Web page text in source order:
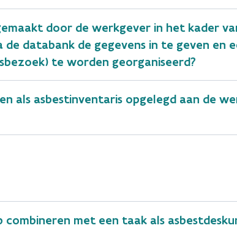
door de werkgever in het kader
databank de gegevens in te geven
te worden georganiseerd?
als asbestinventaris opgelegd aan de
combineren met een taak als